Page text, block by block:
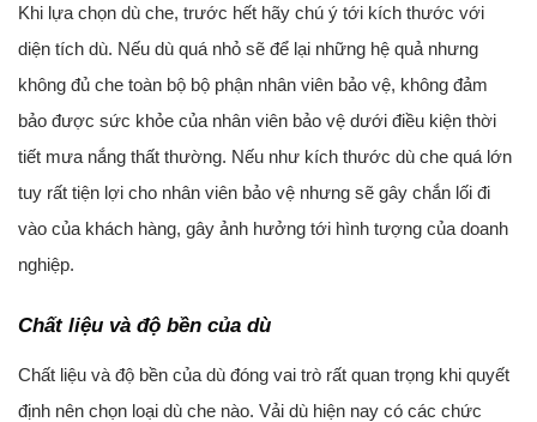
Khi lựa chọn dù che, trước hết hãy chú ý tới kích thước với
diện tích dù. Nếu dù quá nhỏ sẽ để lại những hệ quả nhưng
không đủ che toàn bộ bộ phận nhân viên bảo vệ, không đảm
bảo được sức khỏe của nhân viên bảo vệ dưới điều kiện thời
tiết mưa nắng thất thường. Nếu như kích thước dù che quá lớn
tuy rất tiện lợi cho nhân viên bảo vệ nhưng sẽ gây chắn lối đi
vào của khách hàng, gây ảnh hưởng tới hình tượng của doanh
nghiệp.
Chất liệu và độ bền của dù
Chất liệu và độ bền của dù đóng vai trò rất quan trọng khi quyết
định nên chọn loại dù che nào. Vải dù hiện nay có các chức